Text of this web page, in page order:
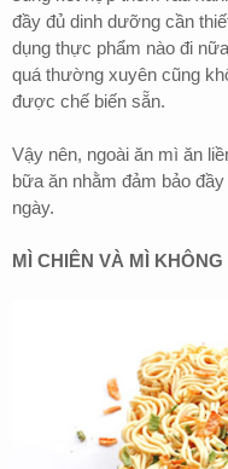
đầy đủ dinh dưỡng cần
dụng thực phẩm nào đi
quá thường xuyên cũng
được chế biến sẵn.
Vậy nên, ngoài ăn mì ăn
bữa ăn nhằm đảm bảo
ngày.
MÌ CHIÊN VÀ MÌ KHÔNG